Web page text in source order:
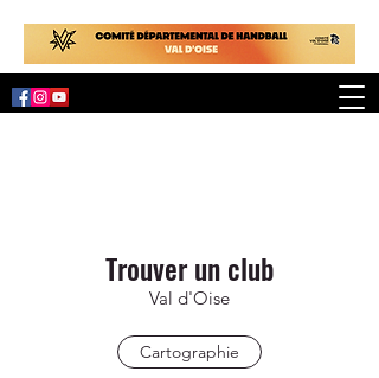
Cartographie
Trouver un club
Val d'Oise